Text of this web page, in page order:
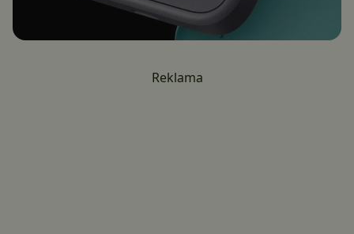
Reklama